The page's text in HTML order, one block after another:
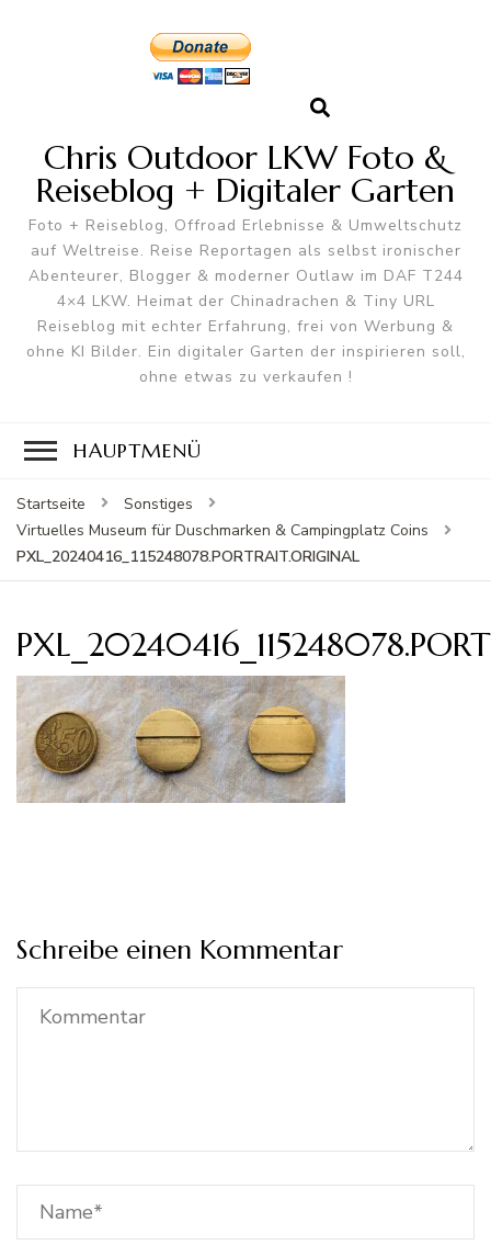
Chris Outdoor LKW Foto &
Reiseblog + Digitaler Garten
Foto + Reiseblog, Offroad Erlebnisse & Umweltschutz
auf Weltreise. Reise Reportagen als selbst ironischer
Abenteurer, Blogger & moderner Outlaw im DAF T244
4×4 LKW. Heimat der Chinadrachen & Tiny URL
Reiseblog mit echter Erfahrung, frei von Werbung &
ohne KI Bilder. Ein digitaler Garten der inspirieren soll,
ohne etwas zu verkaufen !
HAUPTMENÜ
Startseite
Sonstiges
Virtuelles Museum für Duschmarken & Campingplatz Coins
PXL_20240416_115248078.PORTRAIT.ORIGINAL
Schreibe einen Kommentar